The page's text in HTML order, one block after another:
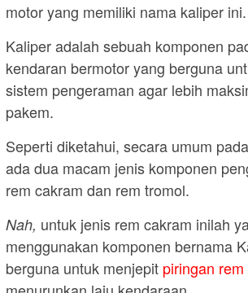
motor yang memiliki nama kaliper ini.
Kaliper adalah sebuah komponen
kendaran bermotor yang berguna
sistem pengeraman agar lebih
pakem.
Seperti diketahui, secara umum
ada dua macam jenis komponen
rem cakram dan rem tromol.
Nah, untuk jenis rem cakram inilah
menggunakan komponen bernama
berguna untuk menjepit piringan